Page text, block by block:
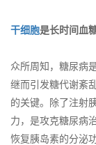
干细胞是长时间血
众所周知，糖尿病
继而引发糖代谢紊
的关键。除了注射
力，是攻克糖尿病
恢复胰岛素的分泌功